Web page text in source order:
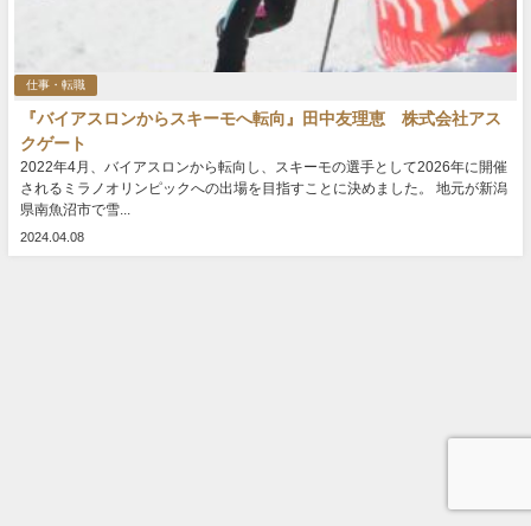
仕事・転職
『バイアスロンからスキーモへ転向』田中友理恵 株式会社アス
クゲート
2022年4月、バイアスロンから転向し、スキーモの選手として2026年に開催
されるミラノオリンピックへの出場を目指すことに決めました。 地元が新潟
県南魚沼市で雪...
2024.04.08